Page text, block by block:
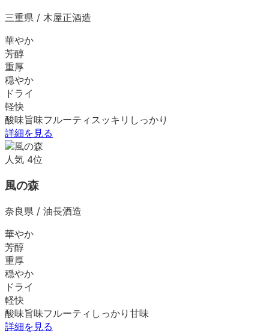
三重県 / 木屋正酒造
華やか
芳醇
重厚
穏やか
ドライ
軽快
酸味旨味フルーティ スッキリ しっかり
詳細を見る
人気 4位
風の森
奈良県 / 油長酒造
華やか
芳醇
重厚
穏やか
ドライ
軽快
酸味旨味フルーティ しっかり 甘味
詳細を見る